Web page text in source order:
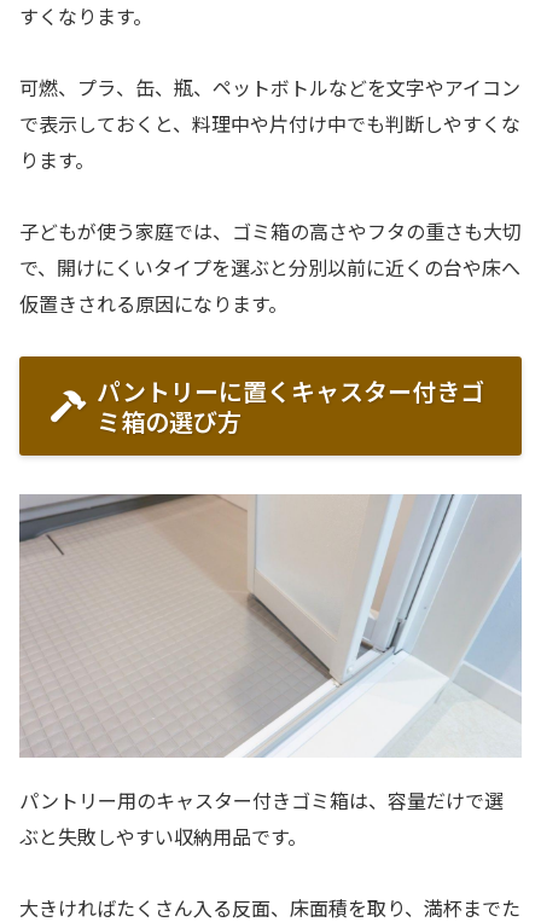
すくなります。
可燃、プラ、缶、瓶、ペットボトルなどを文字やアイコン
で表示しておくと、料理中や片付け中でも判断しやすくな
ります。
子どもが使う家庭では、ゴミ箱の高さやフタの重さも大切
で、開けにくいタイプを選ぶと分別以前に近くの台や床へ
仮置きされる原因になります。
パントリーに置くキャスター付きゴ
ミ箱の選び方
パントリー用のキャスター付きゴミ箱は、容量だけで選
ぶと失敗しやすい収納用品です。
大きければたくさん入る反面、床面積を取り、満杯までた